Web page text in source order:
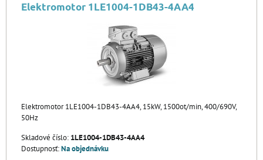
Elektromotor 1LE1004-1DB43-4AA4
Elektromotor 1LE1004-1DB43-4AA4, 15kW, 1500ot/min, 400/690V,
50Hz
Skladové číslo: 1LE1004-1DB43-4AA4
Dostupnosť:Na objednávku